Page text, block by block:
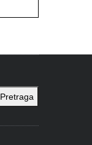
Pretraga